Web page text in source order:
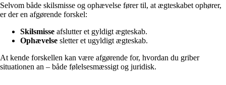
Selvom både skilsmisse og ophævelse fører til, at ægteskabet ophører,
er der en afgørende forskel:
Skilsmisse afslutter et gyldigt ægteskab.
Ophævelse sletter et ugyldigt ægteskab.
At kende forskellen kan være afgørende for, hvordan du griber
situationen an – både følelsesmæssigt og juridisk.